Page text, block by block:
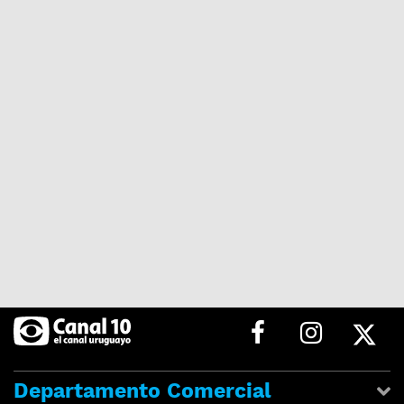
Departamento Comercial